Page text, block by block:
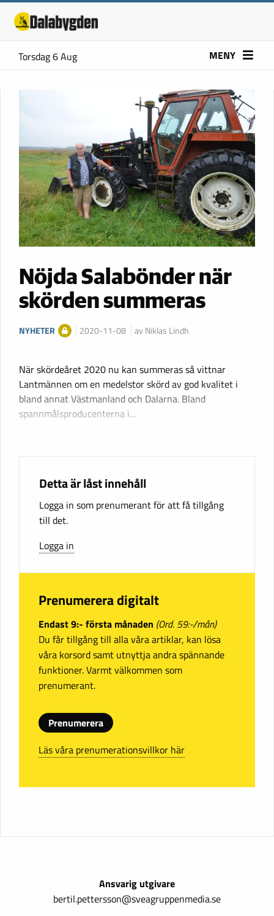
Torsdag 6 Aug MENY
Nöjda Salabönder när
skörden summeras
NYHETER 2020-11-08 av Niklas Lindh
När skördeåret 2020 nu kan summeras så vittnar
Lantmännen om en medelstor skörd av god kvalitet i
bland annat Västmanland och Dalarna. Bland
spannmålsproducenterna i…
Detta är låst innehåll
Logga in som prenumerant för att få tillgång
till det.
Logga in
Prenumerera digitalt
Endast 9:- första månaden (Ord. 59:-/mån)
Du får tillgång till alla våra artiklar, kan lösa
våra korsord samt utnyttja andra spännande
funktioner. Varmt välkommen som
prenumerant.
Prenumerera
Läs våra prenumerationsvillkor här
Ansvarig utgivare
bertil.pettersson@sveagruppenmedia.se